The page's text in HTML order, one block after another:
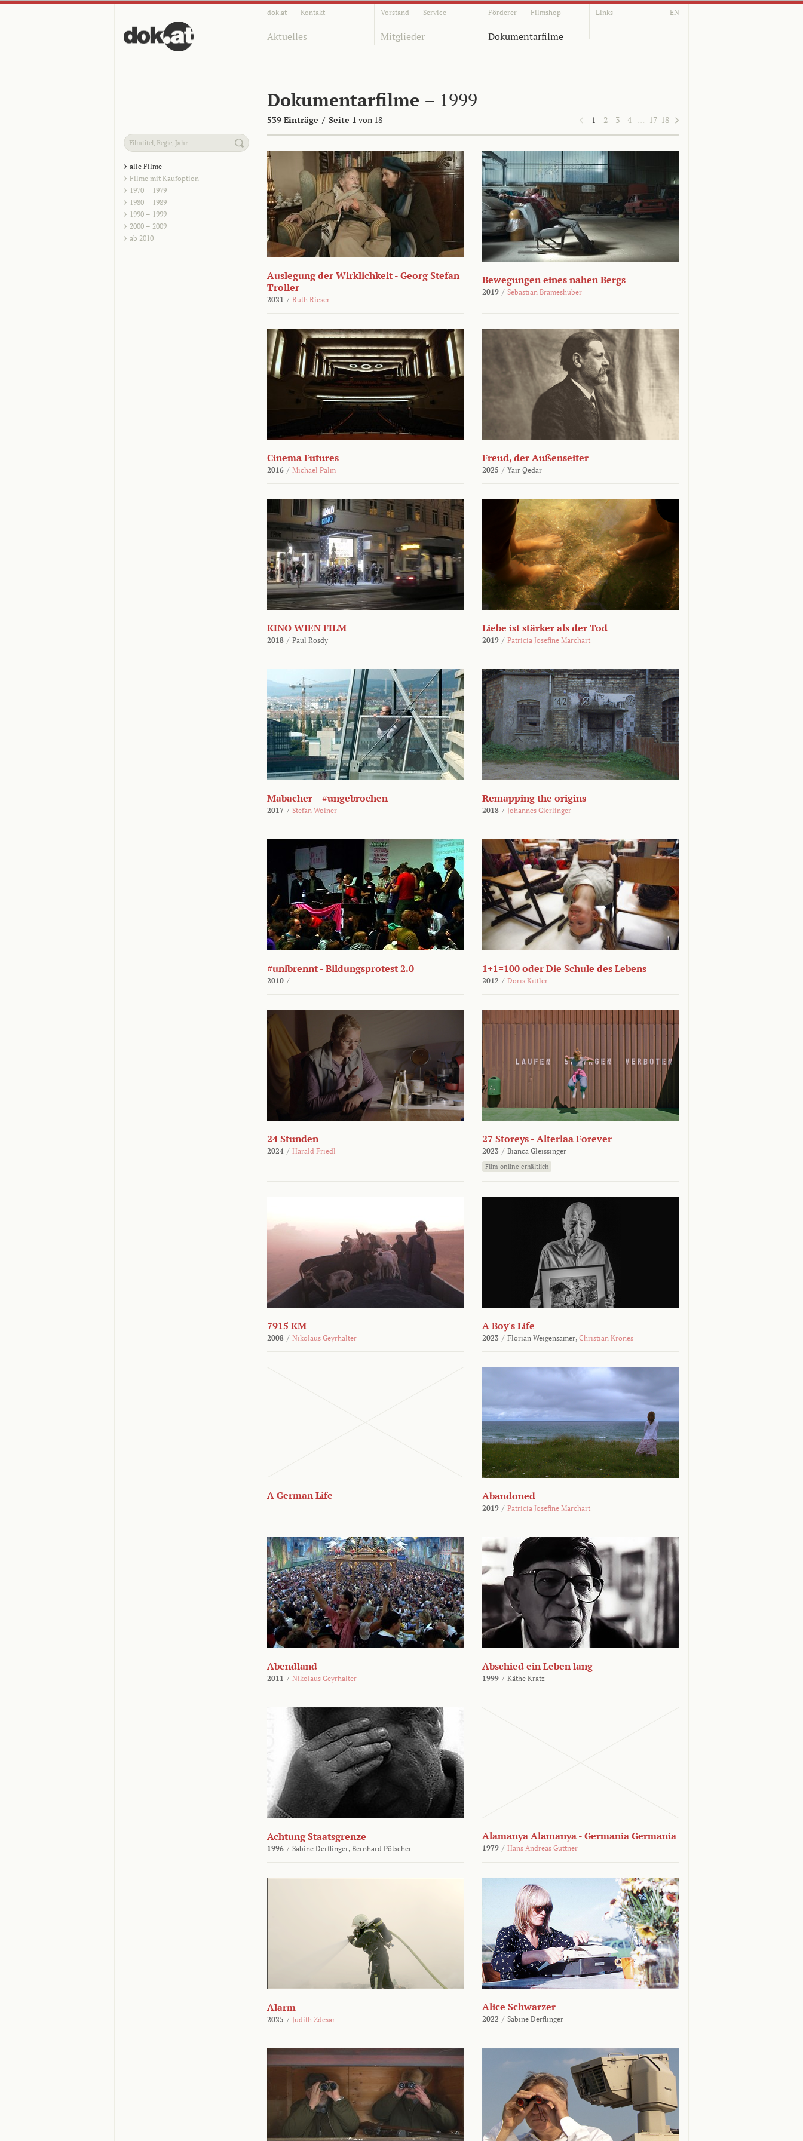
dok.at Kontakt Vorstand Service Förderer Filmshop Links EN
Aktuelles Mitglieder Dokumentarfilme
Dokumentarfilme – 1999
539 Einträge / Seite 1 von 18 1 2 3 4 … 17 18
alle Filme
Filme mit Kaufoption
1970 – 1979
1980 – 1989
1990 – 1999
2000 – 2009
ab 2010
Auslegung der Wirklichkeit - Georg Stefan
Troller
2021 / Ruth Rieser
Bewegungen eines nahen Bergs
2019 / Sebastian Brameshuber
Cinema Futures
2016 / Michael Palm
Freud, der Außenseiter
2025 / Yair Qedar
KINO WIEN FILM
2018 / Paul Rosdy
Liebe ist stärker als der Tod
2019 / Patricia Josefine Marchart
Mabacher – #ungebrochen
2017 / Stefan Wolner
Remapping the origins
2018 / Johannes Gierlinger
#unibrennt - Bildungsprotest 2.0
2010 /
1+1=100 oder Die Schule des Lebens
2012 / Doris Kittler
24 Stunden
2024 / Harald Friedl
27 Storeys - Alterlaa Forever
2023 / Bianca Gleissinger
Film online erhältlich
7915 KM
2008 / Nikolaus Geyrhalter
A Boy's Life
2023 / Florian Weigensamer, Christian Krönes
A German Life Abandoned
2019 / Patricia Josefine Marchart
Abendland
2011 / Nikolaus Geyrhalter
Abschied ein Leben lang
1999 / Käthe Kratz
Achtung Staatsgrenze
1996 / Sabine Derflinger, Bernhard Pötscher
Alamanya Alamanya - Germania Germania
1979 / Hans Andreas Guttner
Alarm
2025 / Judith Zdesar
Alice Schwarzer
2022 / Sabine Derflinger